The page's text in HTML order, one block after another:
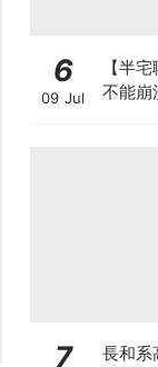
6
09 Jul
【半
不能崩
7
長和系